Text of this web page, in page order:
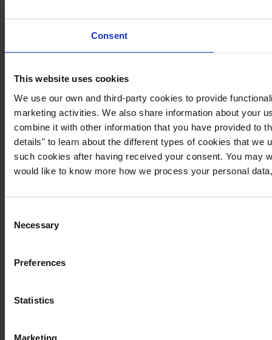
Consent
This website uses cookies
We use our own and third-party cookies to provide
marketing activities. We also share information about your
combine it with other information that you have provided to
details" to learn about the different types of cookies that
such cookies after having received your consent. You may
would like to know more how we process your personal
Selection
Necessary
Preferences
Statistics
Marketing